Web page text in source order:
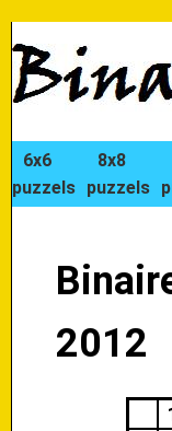
6x6
puzzels
8x8
puzzels
2012